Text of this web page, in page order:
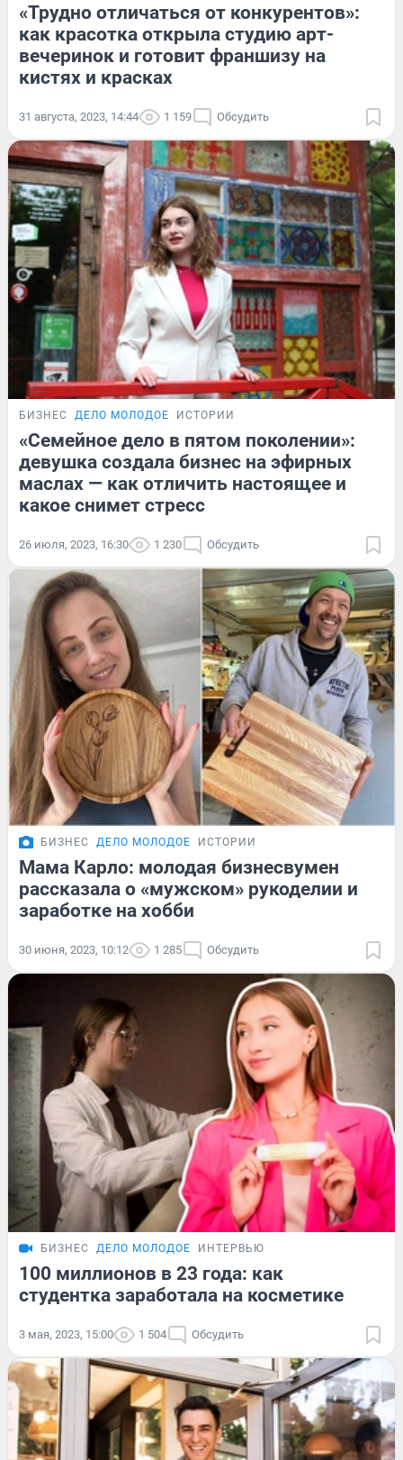
«Трудно отличаться от конкурентов»:
как красотка открыла студию арт-
вечеринок и готовит франшизу на
кистях и красках
31 августа, 2023, 14:44 1 159 Обсудить
БИЗНЕС ДЕЛО МОЛОДОЕ ИСТОРИИ
«Семейное дело в пятом поколении»:
девушка создала бизнес на эфирных
маслах — как отличить настоящее и
какое снимет стресс
26 июля, 2023, 16:30 1 230 Обсудить
БИЗНЕС ДЕЛО МОЛОДОЕ ИСТОРИИ
Мама Карло: молодая бизнесвумен
рассказала о «мужском» рукоделии и
заработке на хобби
30 июня, 2023, 10:12 1 285 Обсудить
БИЗНЕС ДЕЛО МОЛОДОЕ ИНТЕРВЬЮ
100 миллионов в 23 года: как
студентка заработала на косметике
3 мая, 2023, 15:00 1 504 Обсудить